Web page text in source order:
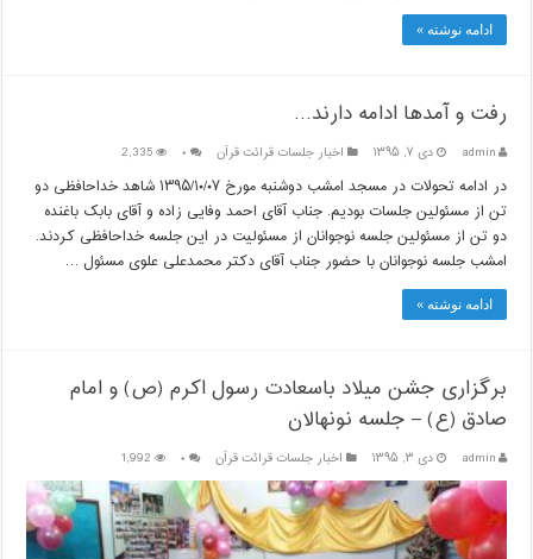
ادامه نوشته »
رفت و آمدها ادامه دارند…
admin دی ۷, ۱۳۹۵ اخبار جلسات قرائت قرآن ۰ 2,335
در ادامه تحولات در مسجد امشب دوشنبه مورخ ۱۳۹۵/۱۰/۰۷ شاهد خداحافظی دو
تن از مسئولین جلسات بودیم. جناب آقای احمد وفایی زاده و آقای بابک باغنده
دو تن از مسئولین جلسه نوجوانان از مسئولیت در این جلسه خداحافظی کردند.
امشب جلسه نوجوانان با حضور جناب آقای دکتر محمدعلی علوی مسئول …
ادامه نوشته »
برگزاری جشن میلاد باسعادت رسول اکرم (ص) و امام
صادق (ع) – جلسه نونهالان
admin دی ۳, ۱۳۹۵ اخبار جلسات قرائت قرآن ۰ 1,992